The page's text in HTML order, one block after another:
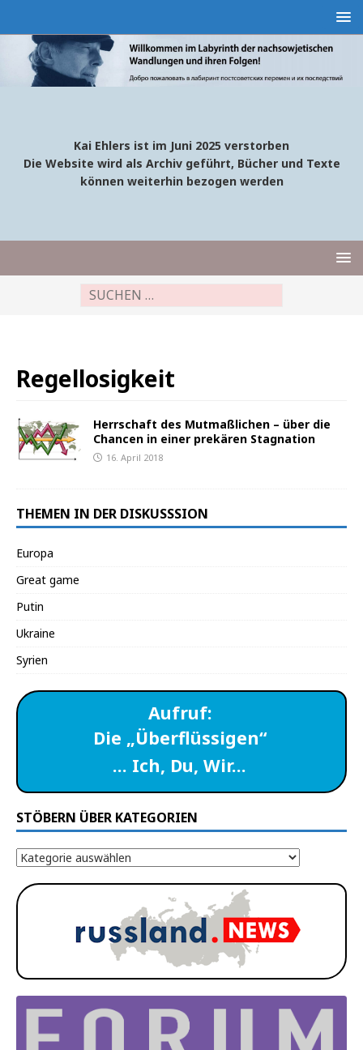
Kai Ehlers ist im Juni 2025 verstorben
Die Website wird als Archiv geführt, Bücher und Texte
können weiterhin bezogen werden
Regellosigkeit
Herrschaft des Mutmaßlichen – über die
Chancen in einer prekären Stagnation
16. April 2018
THEMEN IN DER DISKUSSSION
Europa
Great game
Putin
Ukraine
Syrien
Aufruf:
Die „Überflüssigen“
… Ich, Du, Wir…
STÖBERN ÜBER KATEGORIEN